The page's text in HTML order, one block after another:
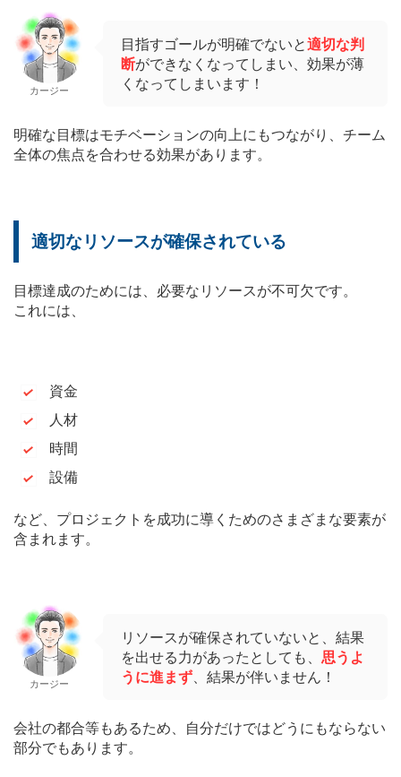
カージー
目指すゴールが明確でないと適切な判
断ができなくなってしまい、効果が薄
くなってしまいます！
明確な目標はモチベーションの向上にもつながり、チーム
全体の焦点を合わせる効果があります。
適切なリソースが確保されている
目標達成のためには、必要なリソースが不可欠です。
これには、
資金
人材
時間
設備
など、プロジェクトを成功に導くためのさまざまな要素が
含まれます。
カージー
リソースが確保されていないと、結果
を出せる力があったとしても、 思うよ
うに進まず、結果が伴いません！
会社の都合等もあるため、自分だけではどうにもならない
部分でもあります。